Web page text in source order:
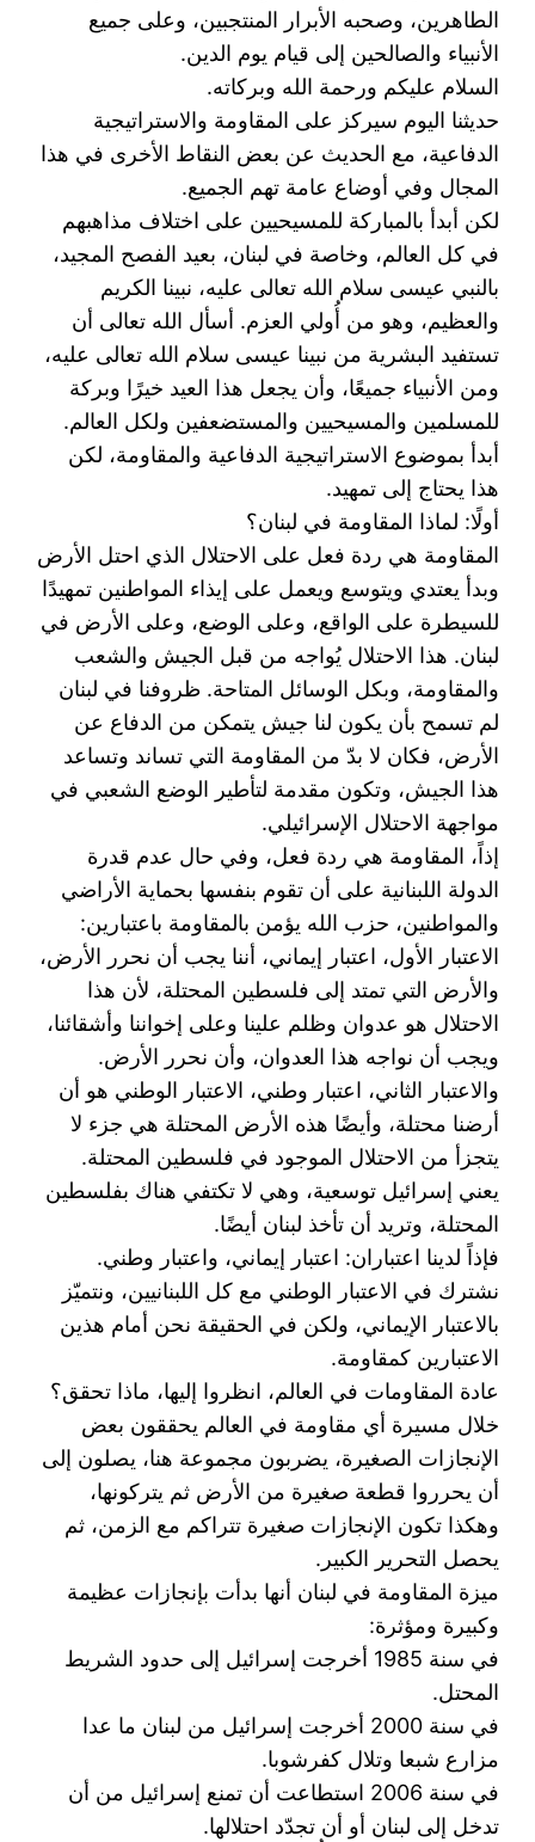
الطاهرين، وصحبه الأبرار المنتجبين، وعلى جميع
الأنبياء ‏والصالحين إلى قيام يوم الدين.‏
السلام عليكم ورحمة الله وبركاته. ‏
حديثنا اليوم سيركز على المقاومة والاستراتيجية
الدفاعية، مع الحديث عن بعض النقاط الأخرى في هذا
‏المجال وفي أوضاع عامة تهم الجميع.‏
لكن أبدأ بالمباركة للمسيحيين على اختلاف مذاهبهم
في كل العالم، وخاصة في لبنان، بعيد الفصح المجيد،
‏بالنبي عيسى سلام الله تعالى عليه، نبينا الكريم
والعظيم، وهو من أُولي العزم. أسأل الله تعالى أن
تستفيد ‏البشرية من نبينا عيسى سلام الله تعالى عليه،
ومن الأنبياء جميعًا، وأن يجعل هذا العيد خيرًا وبركة
للمسلمين ‏والمسيحيين والمستضعفين ولكل العالم.‏
أبدأ بموضوع الاستراتيجية الدفاعية والمقاومة، لكن
هذا يحتاج إلى تمهيد.‏
أولًا: لماذا المقاومة في لبنان؟
المقاومة هي ردة فعل على الاحتلال الذي احتل الأرض
وبدأ يعتدي ويتوسع ويعمل على إيذاء المواطنين ‏تمهيدًا
للسيطرة على الواقع، وعلى الوضع، وعلى الأرض في
لبنان. هذا الاحتلال يُواجه من قبل الجيش ‏والشعب
والمقاومة، وبكل الوسائل المتاحة. ظروفنا في لبنان
لم تسمح بأن يكون لنا جيش يتمكن من الدفاع عن
‏الأرض، فكان لا بدّ من المقاومة التي تساند وتساعد
هذا الجيش، وتكون مقدمة لتأطير الوضع الشعبي في
‏مواجهة الاحتلال الإسرائيلي.‏
إذاً، المقاومة هي ردة فعل، وفي حال عدم قدرة
الدولة اللبنانية على أن تقوم بنفسها بحماية الأراضي
‏والمواطنين، حزب الله يؤمن بالمقاومة باعتبارين:‏
الاعتبار الأول، اعتبار إيماني، أننا يجب أن نحرر الأرض،
والأرض التي تمتد إلى فلسطين المحتلة، لأن هذا
‏الاحتلال هو عدوان وظلم علينا وعلى إخواننا وأشقائنا،
ويجب أن نواجه هذا العدوان، وأن نحرر الأرض.‏
والاعتبار الثاني، اعتبار وطني، الاعتبار الوطني هو أن
أرضنا محتلة، وأيضًا هذه الأرض المحتلة هي جزء ‏لا
يتجزأ من الاحتلال الموجود في فلسطين المحتلة.
يعني إسرائيل توسعية، وهي لا تكتفي هناك بفلسطين
‏المحتلة، وتريد أن تأخذ لبنان أيضًا.‏
فإذاً لدينا اعتباران: اعتبار إيماني، واعتبار وطني.
نشترك في الاعتبار الوطني مع كل اللبنانيين، ونتميّز
‏بالاعتبار الإيماني، ولكن في الحقيقة نحن أمام هذين
الاعتبارين كمقاومة.‏
عادة المقاومات في العالم، انظروا إليها، ماذا تحقق؟
خلال مسيرة أي مقاومة في العالم يحققون بعض
‏الإنجازات الصغيرة، يضربون مجموعة هنا، يصلون إلى
أن يحرروا قطعة صغيرة من الأرض ثم يتركونها،
‏وهكذا تكون الإنجازات صغيرة تتراكم مع الزمن، ثم
يحصل التحرير الكبير.‏
ميزة المقاومة في لبنان أنها بدأت بإنجازات عظيمة
وكبيرة ومؤثرة:‏
في سنة 1985 أخرجت إسرائيل إلى حدود الشريط
المحتل.‏
في سنة 2000 أخرجت إسرائيل من لبنان ما عدا
مزارع شبعا وتلال كفرشوبا.‏
في سنة 2006 استطاعت أن تمنع إسرائيل من أن
تدخل إلى لبنان أو أن تجدّد احتلالها. ‏